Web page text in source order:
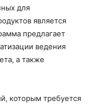
для
является
предлагает
ведения
а также
которым требуется